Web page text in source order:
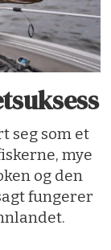
seg som et
mye
og den
fungerer